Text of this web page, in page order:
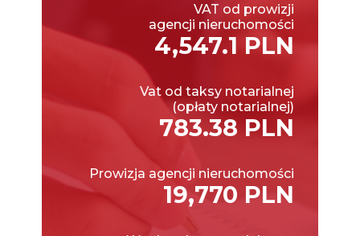
VAT od prowizji
agencji nieruchomości
4,547.1 PLN
Vat od taksy notarialnej
(opłaty notarialnej)
783.38 PLN
Prowizja agencji nieruchomości
19,770 PLN